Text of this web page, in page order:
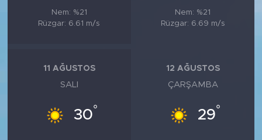
Nem: %21
Rüzgar: 6.61 m/s
Nem: %21
Rüzgar: 6.69 m/s
11 AĞUSTOS
SALI
30°
12 AĞUSTOS
ÇARŞAMBA
29°